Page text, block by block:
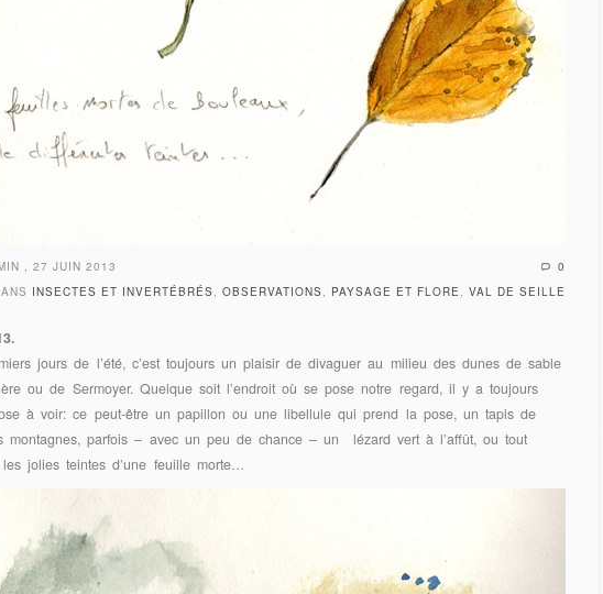
, 27 JUIN 2013
0
INSECTES ET INVERTÉBRÉS, OBSERVATIONS, PAYSAGE ET FLORE , VAL DE SEILLE
jours de l’été, c’est toujours un plaisir de divaguer au milieu des dunes de sable
ou de Sermoyer. Quelque soit l’endroit où se pose notre regard, il y a toujours
à voir: ce peut-être un papillon ou une libellule qui prend la pose, un tapis de
montagnes, parfois – avec un peu de chance – un lézard vert à l’affût, ou tout
les jolies teintes d’une feuille morte…